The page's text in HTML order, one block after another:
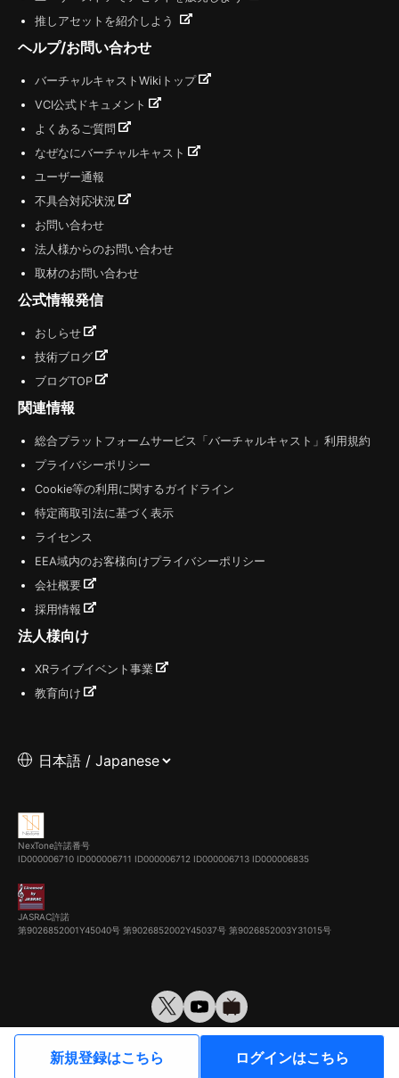
新規登録はこちら ログインはこちら
推しアセットを紹介しよう
ヘルプ/お問い合わせ
バーチャルキャストWikiトップ
VCI公式ドキュメント
よくあるご質問
なぜなにバーチャルキャスト
ユーザー通報
不具合対応状況
お問い合わせ
法人様からのお問い合わせ
取材のお問い合わせ
公式情報発信
おしらせ
技術ブログ
ブログTOP
関連情報
総合プラットフォームサービス「バーチャルキャスト」利用規約
プライバシーポリシー
Cookie等の利用に関するガイドライン
特定商取引法に基づく表示
ライセンス
EEA域内のお客様向けプライバシーポリシー
会社概要
採用情報
法人様向け
XRライブイベント事業
教育向け
NexTone許諾番号
ID000006710 ID000006711 ID000006712 ID000006713 ID000006835
JASRAC許諾
第9026852001Y45040号 第9026852002Y45037号 第9026852003Y31015号
© VirtualCast, Inc. All rights reserved.